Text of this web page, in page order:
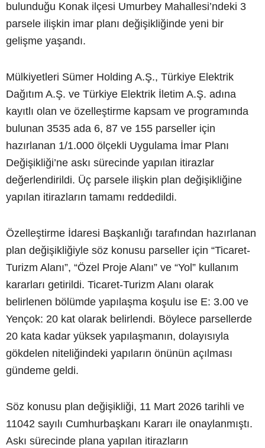
bulunduğu Konak ilçesi Umurbey Mahallesi’ndeki 3
parsele ilişkin imar planı değişikliğinde yeni bir
gelişme yaşandı.
Mülkiyetleri Sümer Holding A.Ş., Türkiye Elektrik
Dağıtım A.Ş. ve Türkiye Elektrik İletim A.Ş. adına
kayıtlı olan ve özelleştirme kapsam ve programında
bulunan 3535 ada 6, 87 ve 155 parseller için
hazırlanan 1/1.000 ölçekli Uygulama İmar Planı
Değişikliği’ne askı sürecinde yapılan itirazlar
değerlendirildi. Üç parsele ilişkin plan değişikliğine
yapılan itirazların tamamı reddedildi.
Özelleştirme İdaresi Başkanlığı tarafından hazırlanan
plan değişikliğiyle söz konusu parseller için “Ticaret-
Turizm Alanı”, “Özel Proje Alanı” ve “Yol” kullanım
kararları getirildi. Ticaret-Turizm Alanı olarak
belirlenen bölümde yapılaşma koşulu ise E: 3.00 ve
Yençok: 20 kat olarak belirlendi. Böylece parsellerde
20 kata kadar yüksek yapılaşmanın, dolayısıyla
gökdelen niteliğindeki yapıların önünün açılması
gündeme geldi.
Söz konusu plan değişikliği, 11 Mart 2026 tarihli ve
11042 sayılı Cumhurbaşkanı Kararı ile onaylanmıştı.
Askı sürecinde plana yapılan itirazların